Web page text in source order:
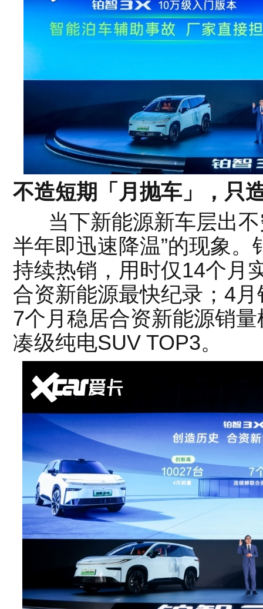
不造短期「月抛车」，只
当下新能源新车层出不
半年即迅速降温”的现象
持续热销，用时仅14个月
合资新能源最快纪录；4
7个月稳居合资新能源销
凑级纯电SUV TOP3。